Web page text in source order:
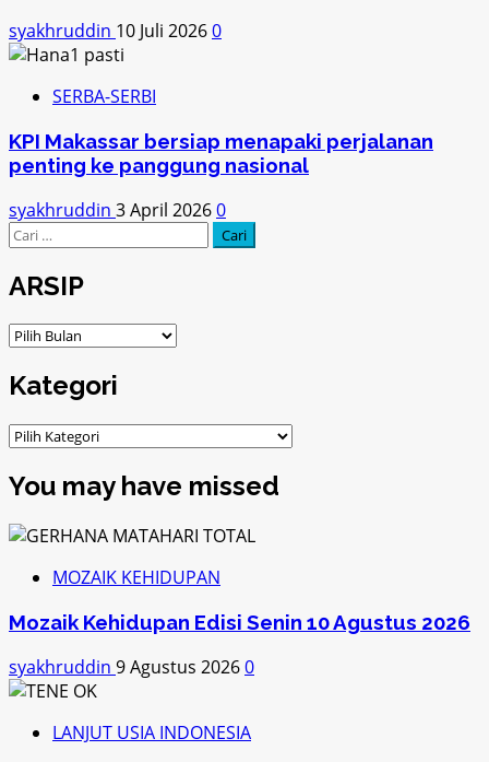
syakhruddin 10 Juli 20260
SERBA-SERBI
KPI Makassar bersiap menapaki perjalanan
penting ke panggung nasional
syakhruddin 3 April 20260
Cari
untuk:
ARSIP
ARSIP
Kategori
Kategori
You may have missed
MOZAIK KEHIDUPAN
Mozaik Kehidupan Edisi Senin 10 Agustus 2026
syakhruddin 9 Agustus 20260
LANJUT USIA INDONESIA